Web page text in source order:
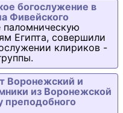
богослужение в
Фивейского
Египта, совершили
клириков -
Воронежский и
из Воронежской
преподобного